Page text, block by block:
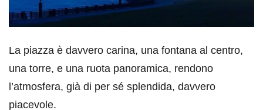
La piazza è davvero carina, una fontana al centro,
una torre, e una ruota panoramica, rendono
l’atmosfera, già di per sé splendida, davvero
piacevole.